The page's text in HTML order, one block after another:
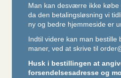
Man kan desværre ikke
da den betalingsløsning vi
ny og bedre hjemmeside er
Indtil videre kan man
maner, ved at skrive til
Husk i bestillingen at
forsendelsesadresse og